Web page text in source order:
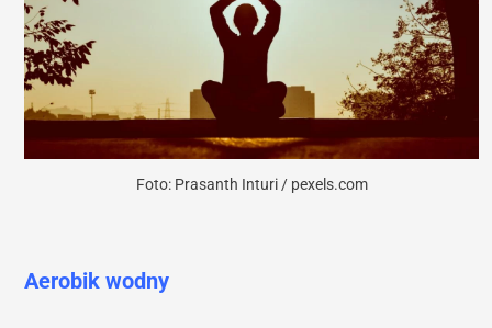
Foto: Prasanth Inturi / pexels.com
Aerobik wodny